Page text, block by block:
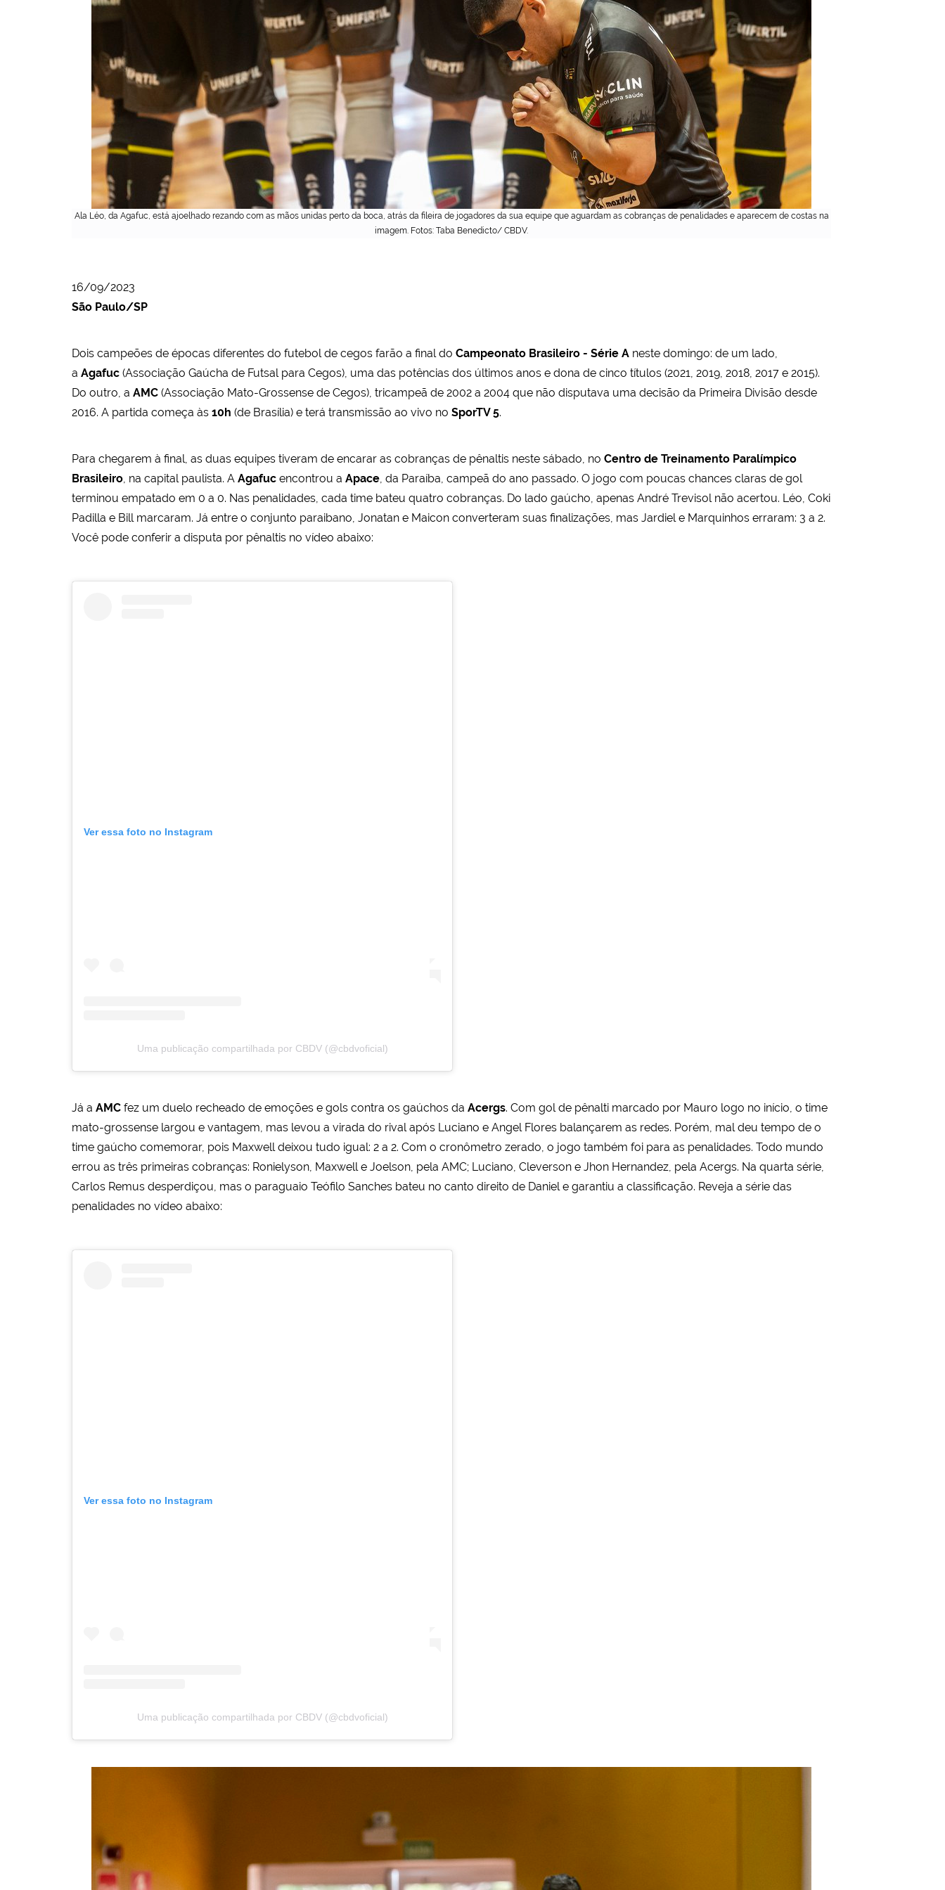
Ala Léo, da Agafuc, está ajoelhado rezando com as mãos unidas perto da boca, atrás da fileira de jogadores da sua equipe que aguardam as cobranças de penalidades e aparecem de costas na
imagem. Fotos: Taba Benedicto/ CBDV.
16/09/2023
São Paulo/SP
Dois campeões de épocas diferentes do futebol de cegos farão a final do Campeonato Brasileiro - Série A neste domingo: de um lado,
a Agafuc (Associação Gaúcha de Futsal para Cegos), uma das potências dos últimos anos e dona de cinco títulos (2021, 2019, 2018, 2017 e 2015).
Do outro, a AMC (Associação Mato-Grossense de Cegos), tricampeã de 2002 a 2004 que não disputava uma decisão da Primeira Divisão desde
2016. A partida começa às 10h (de Brasília) e terá transmissão ao vivo no SporTV 5.
Para chegarem à final, as duas equipes tiveram de encarar as cobranças de pênaltis neste sábado, no Centro de Treinamento Paralímpico
Brasileiro, na capital paulista. A Agafuc encontrou a Apace, da Paraíba, campeã do ano passado. O jogo com poucas chances claras de gol
terminou empatado em 0 a 0. Nas penalidades, cada time bateu quatro cobranças. Do lado gaúcho, apenas André Trevisol não acertou. Léo, Coki
Padilla e Bill marcaram. Já entre o conjunto paraibano, Jonatan e Maicon converteram suas finalizações, mas Jardiel e Marquinhos erraram: 3 a 2.
Você pode conferir a disputa por pênaltis no vídeo abaixo:
Ver essa foto no Instagram
Uma publicação compartilhada por CBDV (@cbdvoficial)
Já a AMC fez um duelo recheado de emoções e gols contra os gaúchos da Acergs. Com gol de pênalti marcado por Mauro logo no início, o time
mato-grossense largou e vantagem, mas levou a virada do rival após Luciano e Angel Flores balançarem as redes. Porém, mal deu tempo de o
time gaúcho comemorar, pois Maxwell deixou tudo igual: 2 a 2. Com o cronômetro zerado, o jogo também foi para as penalidades. Todo mundo
errou as três primeiras cobranças: Ronielyson, Maxwell e Joelson, pela AMC; Luciano, Cleverson e Jhon Hernandez, pela Acergs. Na quarta série,
Carlos Remus desperdiçou, mas o paraguaio Teófilo Sanches bateu no canto direito de Daniel e garantiu a classificação. Reveja a série das
penalidades no vídeo abaixo:
Ver essa foto no Instagram
Uma publicação compartilhada por CBDV (@cbdvoficial)